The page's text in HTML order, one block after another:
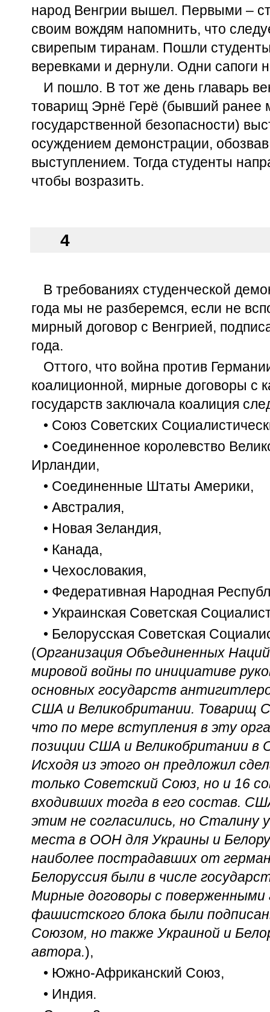
народ Венгрии вышел. Первыми –
своим вождям напомнить, что
свирепым тиранам. Пошли
веревками и дернули. Одни сапоги
И пошло. В тот же день главарь
товарищ Эрнё Герё (бывший ранее
государственной безопасности)
осуждением демонстрации,
выступлением. Тогда студенты
чтобы возразить.
4
В требованиях студенческой
года мы не разберемся, если не
мирный договор с Венгрией,
года.
Оттого, что война против
коалиционной, мирные договоры с
государств заключала коалиция
• Союз Советских
• Соединенное королевство
Ирландии,
• Соединенные Штаты Америки,
• Австралия,
• Новая Зеландия,
• Канада,
• Чехословакия,
• Федеративная Народная
• Украинская Советская
• Белорусская Советская
(Организация Объединенных
мировой войны по инициативе
основных государств
США и Великобритании. Товарищ
что по мере вступления в эту
позиции США и Великобритании в
Исходя из этого он предложил
только Советский Союз, но и 16
входивших тогда в его состав.
этим не согласились, но Сталину
места в ООН для Украины и
наиболее пострадавших от
Белоруссия были в числе
Мирные договоры с поверженными
фашистского блока были
Союзом, но также Украиной и
автора.),
• Южно-Африканский Союз,
• Индия.